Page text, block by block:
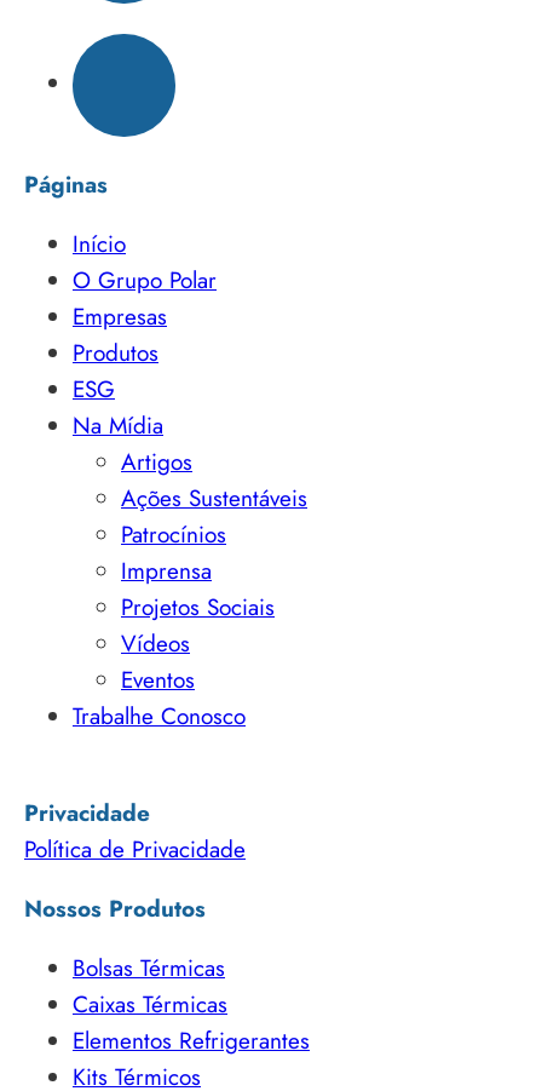
Páginas
Início
O Grupo Polar
Empresas
Produtos
ESG
Na Mídia
Artigos
Ações Sustentáveis
Patrocínios
Imprensa
Projetos Sociais
Vídeos
Eventos
Trabalhe Conosco
Privacidade
Política de Privacidade
Nossos Produtos
Bolsas Térmicas
Caixas Térmicas
Elementos Refrigerantes
Kits Térmicos